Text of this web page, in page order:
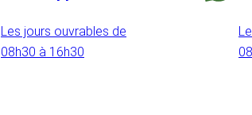
Les jours ouvrables de
08h30 à 16h30